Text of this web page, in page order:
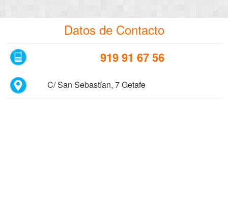
Datos de Contacto
919 91 67 56
C/ San Sebastían, 7 Getafe